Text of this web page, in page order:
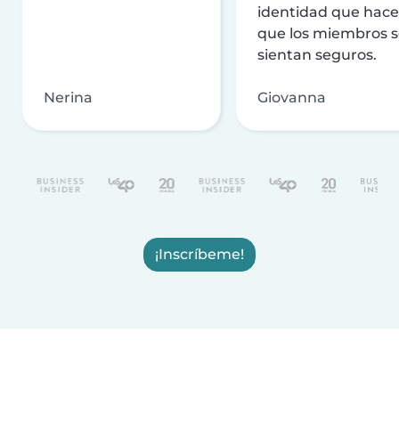
Nerina
identidad que
que los miembros
sientan seguros.
Giovanna
¡Inscríbeme!